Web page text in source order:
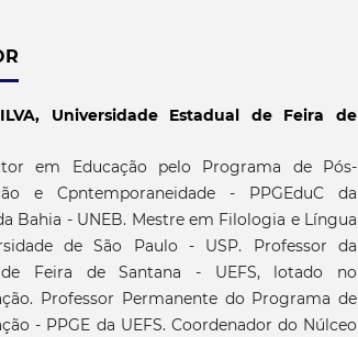
Universidade Estadual de Feira de
em Educação pelo Programa de Pós-
e Cpntemporaneidade - PPGEduC da
Bahia - UNEB. Mestre em Filologia e Língua
de São Paulo - USP. Professor da
de Feira de Santana - UEFS, lotado no
Professor Permanente do Programa de
- PPGE da UEFS. Coordenador do Núlceo